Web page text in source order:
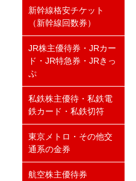
新幹線格安チケット
（新幹線回数券）
JR株主優待券・JRカー
ド・JR特急券・JRきっ
ぷ
私鉄株主優待・私鉄電
鉄カード・私鉄切符
東京メトロ・その他交
通系の金券
航空株主優待券